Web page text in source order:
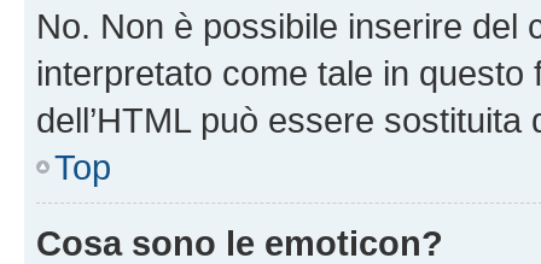
No. Non è possibile inserire del
interpretato come tale in
dell’HTML può essere sostituita
Top
Cosa sono le emoticon?